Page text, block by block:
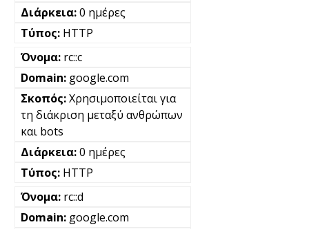
0 ημέρες
HTTP
rc::c
google.com
Χρησιμοποιείται για
τη διάκριση μεταξύ ανθρώπων
και bots
0 ημέρες
HTTP
rc::d
google.com